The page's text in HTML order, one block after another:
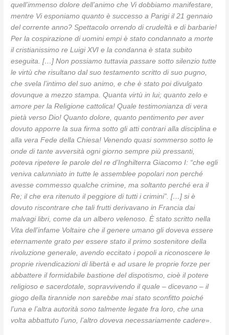
quell’immenso dolore dell’animo che Vi dobbiamo manifestare,
mentre Vi esponiamo quanto è successo a Parigi il 21 gennaio
del corrente anno? Spettacolo orrendo di crudeltà e di barbarie!
Per la cospirazione di uomini empi è stato condannato a morte
il cristianissimo re Luigi XVI e la condanna è stata subito
eseguita. […] Non possiamo tuttavia passare sotto silenzio tutte
le virtù che risultano dal suo testamento scritto di suo pugno,
che svela l’intimo del suo animo, e che è stato poi divulgato
dovunque a mezzo stampa. Quanta virtù in lui; quanto zelo e
amore per la Religione cattolica! Quale testimonianza di vera
pietà verso Dio! Quanto dolore, quanto pentimento per aver
dovuto apporre la sua firma sotto gli atti contrari alla disciplina e
alla vera Fede della Chiesa! Venendo quasi sommerso sotto le
onde di tante avversità ogni giorno sempre più pressanti,
poteva ripetere le parole del re d’Inghilterra Giacomo I: “che egli
veniva calunniato in tutte le assemblee popolari non perché
avesse commesso qualche crimine, ma soltanto perché era il
Re; il che era ritenuto il peggiore di tutti i crimini”. […] si è
dovuto riscontrare che tali frutti derivavano in Francia dai
malvagi libri, come da un albero velenoso. È stato scritto nella
Vita dell’infame Voltaire che il genere umano gli doveva essere
eternamente grato per essere stato il primo sostenitore della
rivoluzione generale, avendo eccitato i popoli a riconoscere le
proprie rivendicazioni di libertà e ad usare le proprie forze per
abbattere il formidabile bastione del dispotismo, cioè il potere
religioso e sacerdotale, sopravvivendo il quale – dicevano – il
giogo della tirannide non sarebbe mai stato sconfitto poiché
l’una e l’altra autorità sono talmente legate fra loro, che una
volta abbattuto l’uno, l’altro doveva necessariamente cadere».